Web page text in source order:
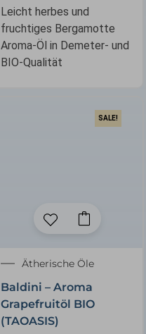
Leicht herbes und
fruchtiges Bergamotte
Aroma-Öl in Demeter- und
BIO-Qualität
SALE!
Ätherische Öle
Baldini – Aroma
Grapefruitöl BIO
(TAOASIS)
Ursprünglicher
Preis
war:
8,90 €
Aktueller
ist:
7,90 €.